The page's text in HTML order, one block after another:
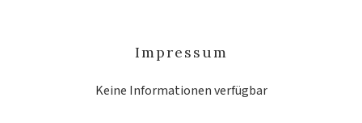
Impressum
Keine Informationen verfügbar